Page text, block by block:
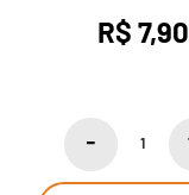
R$ 7,90